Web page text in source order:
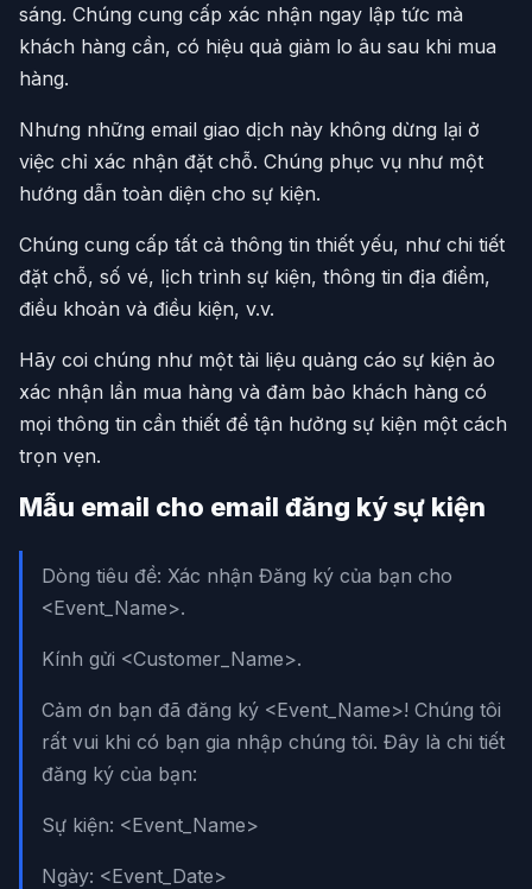
sáng. Chúng cung cấp xác nhận ngay lập tức mà
khách hàng cần, có hiệu quả giảm lo âu sau khi mua
hàng.
Nhưng những email giao dịch này không dừng lại ở
việc chỉ xác nhận đặt chỗ. Chúng phục vụ như một
hướng dẫn toàn diện cho sự kiện.
Chúng cung cấp tất cả thông tin thiết yếu, như chi tiết
đặt chỗ, số vé, lịch trình sự kiện, thông tin địa điểm,
điều khoản và điều kiện, v.v.
Hãy coi chúng như một tài liệu quảng cáo sự kiện ảo
xác nhận lần mua hàng và đảm bảo khách hàng có
mọi thông tin cần thiết để tận hưởng sự kiện một cách
trọn vẹn.
Mẫu email cho email đăng ký sự kiện
Dòng tiêu đề: Xác nhận Đăng ký của bạn cho
<Event_Name>.
Kính gửi <Customer_Name>.
Cảm ơn bạn đã đăng ký <Event_Name>! Chúng tôi
rất vui khi có bạn gia nhập chúng tôi. Đây là chi tiết
đăng ký của bạn:
Sự kiện: <Event_Name>
Ngày: <Event_Date>